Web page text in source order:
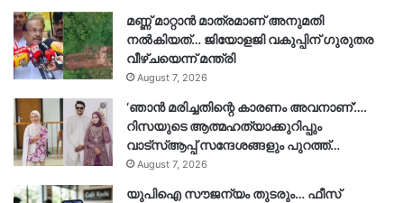
മണ്ണ് മാറ്റാൻ മാത്രമാണ് അനുമതി
നൽകിയത്… ജിയോളജി വകുപ്പിന് ഗുരുതര
വീഴ്ചയെന്ന് മന്ത്രി
August 7, 2026
‘ഞാൻ മരിച്ചതിന്റെ കാരണം അവനാണ്’….
റിസയുടെ ആത്മഹത്യാക്കുറിപ്പും
വാട്‌സ്ആപ്പ് സന്ദേശങ്ങളും പുറത്ത്…
August 7, 2026
യുപിഐ സൗജന്യം തുടരും… ഫീസ്